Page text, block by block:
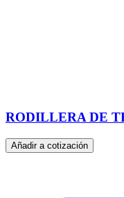
RODILLERA DE
Añadir a cotización